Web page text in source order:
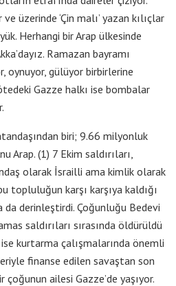
üzerinde ‘Çin malı’ yazan kılıçlar
Herhangi bir Arap ülkesinde
Ramazan bayramı
oynuyor, gülüyor birbirlerine
Gazze halkı ise bombalar
biri; 9.66 milyonluk
(1) 7 Ekim saldırıları,
olarak İsrailli ama kimlik olarak
topluluğun karşı karşıya kaldığı
da derinleştirdi. Çoğunluğu Bedevi
saldırıları sırasında öldürüldü
ise kurtarma çalışmalarında önemli
finanse edilen savaştan son
ailesi Gazze’de yaşıyor.